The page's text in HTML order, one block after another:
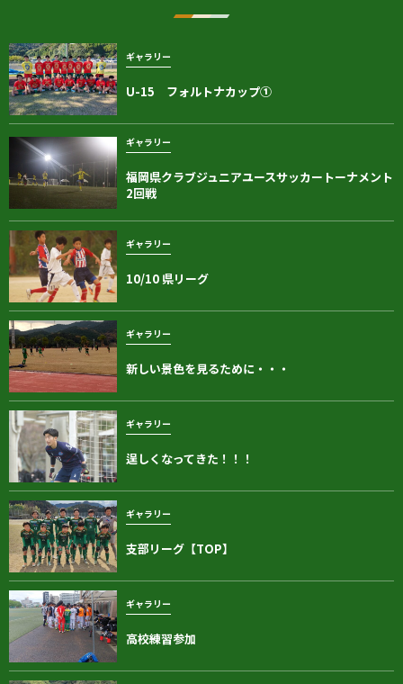
ギャラリー
U-15 フォルトナカップ①
ギャラリー
福岡県クラブジュニアユースサッカートーナメント
2回戦
ギャラリー
10/10 県リーグ
ギャラリー
新しい景色を見るために・・・
ギャラリー
逞しくなってきた！！！
ギャラリー
支部リーグ【TOP】
ギャラリー
高校練習参加